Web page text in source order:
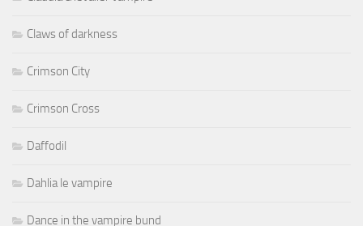
Claws of darkness
Crimson City
Crimson Cross
Daffodil
Dahlia le vampire
Dance in the vampire bund